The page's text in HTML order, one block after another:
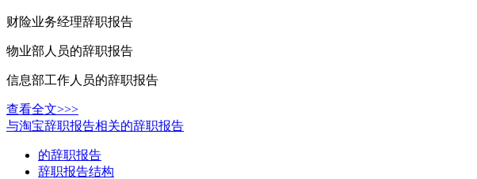
财险业务经理辞职报告
物业部人员的辞职报告
信息部工作人员的辞职报告
查看全文>>>
与淘宝辞职报告相关的辞职报告
的辞职报告
辞职报告结构